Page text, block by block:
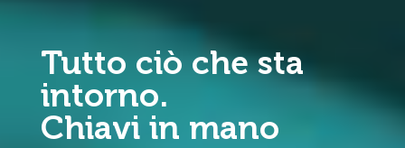
Tutto ciò che sta
intorno.
Chiavi in mano